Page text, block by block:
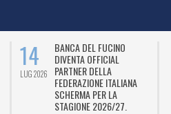
14
LUG 2026
BANCA DEL FUCINO
DIVENTA OFFICIAL
PARTNER DELLA
FEDERAZIONE ITALIANA
SCHERMA PER LA
STAGIONE 2026/27.